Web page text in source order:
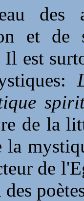
des
et
est
de la
la
de